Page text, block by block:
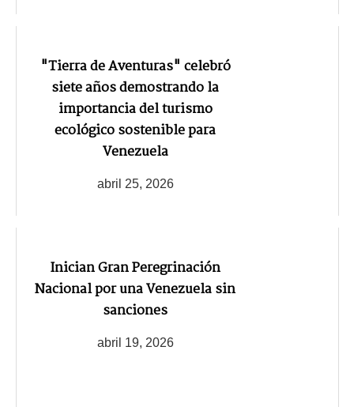
"Tierra de Aventuras" celebró
siete años demostrando la
importancia del turismo
ecológico sostenible para
Venezuela
abril 25, 2026
Inician Gran Peregrinación
Nacional por una Venezuela sin
sanciones
abril 19, 2026